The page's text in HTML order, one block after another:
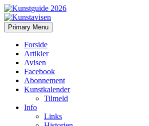
Kunstavisen
Search
Primary Menu Skip
to
Forside
Artikler
Avisen
Facebook
Abonnement
Kunstkalender
Tilmeld
Info
Links